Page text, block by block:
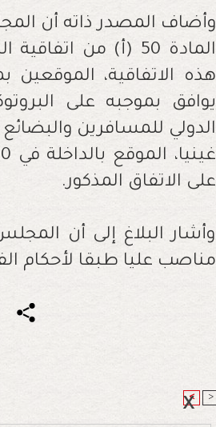
وأضاف المصدر ذاته أن
يوافق بموجبه على
الدولي للمسافرين
على الاتفاق المذكور.
وأشار البلاغ إلى أن
مناصب عليا طبقا لأحكام الفصل 92 من
< >